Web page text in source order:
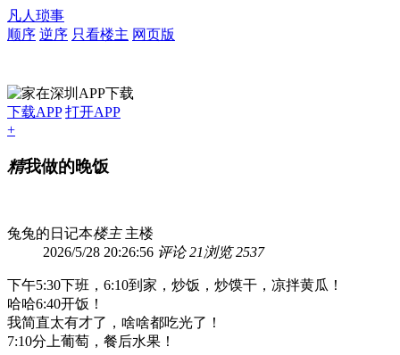
凡人琐事
顺序 逆序 只看楼主 网页版
下载APP 打开APP
+
精我做的晚饭
兔兔的日记本楼主 主楼
2026/5/28 20:26:56 评论 21浏览 2537
下午5:30下班，6:10到家，炒饭，炒馍干，凉拌黄瓜！
哈哈6:40开饭！
我简直太有才了，啥啥都吃光了！
7:10分上葡萄，餐后水果！